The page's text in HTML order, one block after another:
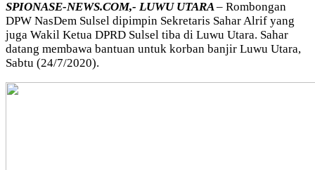
SPIONASE-NEWS.COM,- LUWU UTARA– Rombongan
DPW NasDem Sulsel dipimpin Sekretaris Sahar Alrif yang
juga Wakil Ketua DPRD Sulsel tiba di Luwu Utara. Sahar
datang membawa bantuan untuk korban banjir Luwu Utara,
Sabtu (24/7/2020).